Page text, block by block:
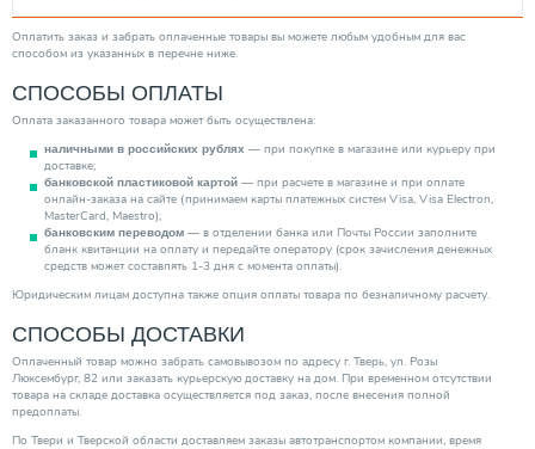
Механизм насоса
Центробежный
Максимальная производительность (м3/ч)
Тип выключателя
Защита сухого хода
Нет
Производитель
Grundfos
Тип вход. напряжения
Однофазное
Повышение давления
Нет
Тип эжектора
Категория
Оплатить заказ и забрать оплаченные товары вы можете любым удобным для вас
способом из указанных в перечне ниже.
СПОСОБЫ ОПЛАТЫ
Оплата заказанного товара может быть осуществлена:
наличными в российских рублях — при покупке в магазине или курьеру при
доставке;
банковской пластиковой картой — при расчете в магазине и при оплате
онлайн-заказа на сайте (принимаем карты платежных систем Visa, Visa Electron,
MasterCard, Maestro);
банковским переводом — в отделении банка или Почты России заполните
бланк квитанции на оплату и передайте оператору (срок зачисления денежных
средств может составлять 1-3 дня с момента оплаты).
Юридическим лицам доступна также опция оплаты товара по безналичному расчету.
СПОСОБЫ ДОСТАВКИ
Оплаченный товар можно забрать самовывозом по адресу г. Тверь, ул. Розы
Люксембург, 82 или заказать курьерскую доставку на дом. При временном отсутствии
товара на складе доставка осуществляется под заказ, после внесения полной
предоплаты.
По Твери и Тверской области доставляем заказы автотранспортом компании, время